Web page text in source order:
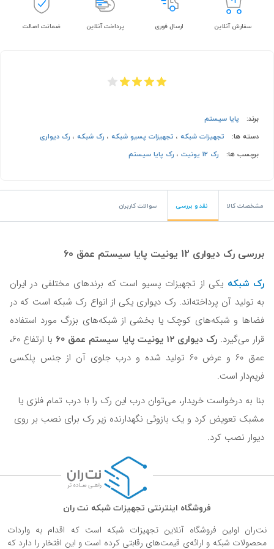
سفارش آنلاین ارسال فوری پرداخت آنلاین ضمانت اصالت
برند:
پایا سیستم
دسته ها:
تجهیزات شبکه ، تجهیزات پسیو شبکه ، رک شبکه ، رک دیواری
برچسب ها:
رک 12 یونیت ، رک پایا سیستم
مشخصات کالا نقد و بررسی سوالات کاربران
بررسی رک دیواری 12 یونیت پایا سیستم عمق 60
رک شبکه یکی از تجهیزات پسیو است که برندهای مختلفی در ایران
به تولید آن پرداخته‌اند. رک دیواری یکی از انواع رک شبکه است که در
فضاها و شبکه‌های کوچک یا بخشی از شبکه‌های بزرگ مورد استفاده
قرار می‌گیرد.رک دیواری 12 یونیت پایا سیستم عمق 60
با ارتفاع 60،‌
عمق 60 و عرض 60 تولید شده و درب جلوی آن از جنس پلکسی
فریم‌دار است.
بنا به درخواست خریدار، می‌توان درب این رک را با درب تمام فلزی یا
مشبک تعویض کرد و یک بازوئی نگهدارنده زیر رک برای نصب بر روی
دیوار نصب کرد.
فروشگاه اینترنتی تجهیزات شبکه نت ران
نت‌ران اولین فروشگاه آنلاین تجهیزات شبکه است که اقدام به واردات
محصولات شبکه و ارائه‌ی قیمت‌های رقابتی کرده است و این افتخار را دارد که